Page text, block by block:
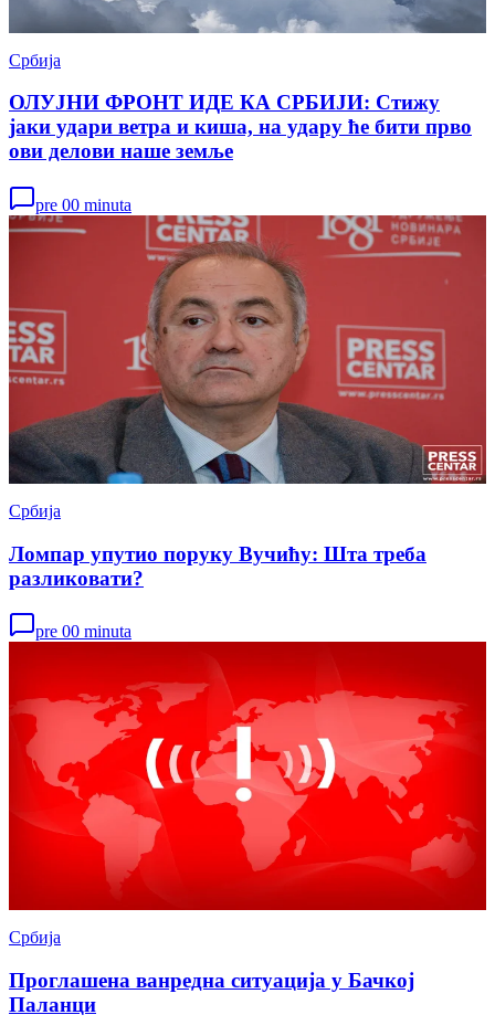
Србија
ОЛУЈНИ ФРОНТ ИДЕ КА СРБИЈИ: Стижу
јаки удари ветра и киша, на удару ће бити прво
ови делови наше земље
pre 00 minuta
Србија
Ломпар упутио поруку Вучићу: Шта треба
разликовати?
pre 00 minuta
Србија
Проглашена ванредна ситуација у Бачкој
Паланци